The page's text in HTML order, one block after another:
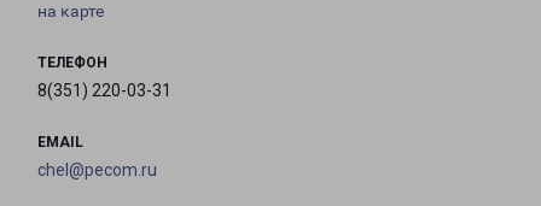
на карте
ТЕЛЕФОН
8(351) 220-03-31
EMAIL
chel@pecom.ru